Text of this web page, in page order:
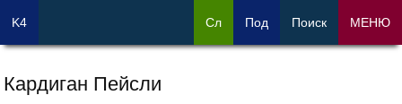
Кардиган Пейсли
K4 Сл Под Поиск МЕНЮ